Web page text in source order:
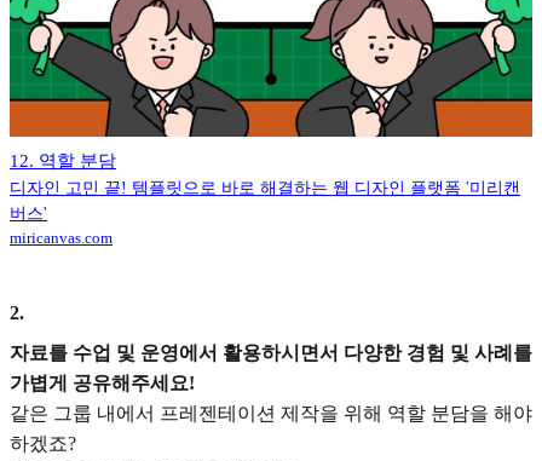
12. 역할 분담
디자인 고민 끝! 템플릿으로 바로 해결하는 웹 디자인 플랫폼 '미리캔
버스'
miricanvas.com
2.
자료를 수업 및 운영에서 활용하시면서 다양한 경험 및 사례를
가볍게 공유해주세요!
같은 그룹 내에서 프레젠테이션 제작을 위해 역할 분담을 해야
하겠죠?